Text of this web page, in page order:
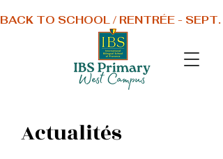
BACK TO SCHOOL / RENTRÉE - SEPT.
Actualités